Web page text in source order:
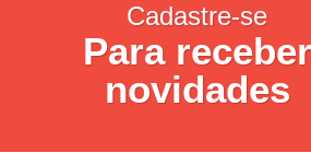
Cadastre-se
Para receber
novidades